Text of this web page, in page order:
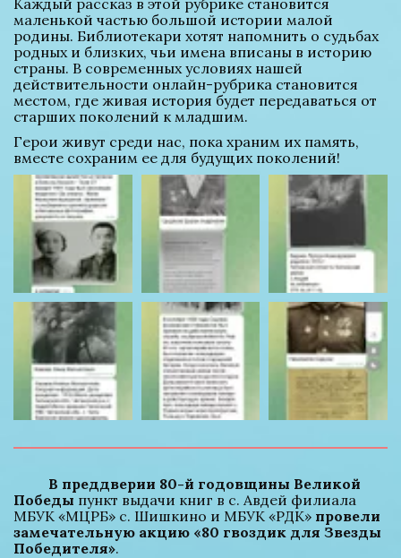
маленькой частью большой истории малой
родины. Библиотекари хотят напомнить о судьбах
родных и близких, чьи имена вписаны в историю
страны. В современных условиях нашей
действительности онлайн-рубрика становится
местом, где живая история будет передаваться от
старших поколений к младшим.
Герои живут среди нас, пока храним их память,
вместе сохраним ее для будущих поколений!
В преддверии 80-й годовщины Великой
Победы пункт выдачи книг в с. Авдей филиала
МБУК «МЦРБ» с. Шишкино и МБУК «РДК» провели
замечательную акцию «80 гвоздик для Звезды
Победителя».